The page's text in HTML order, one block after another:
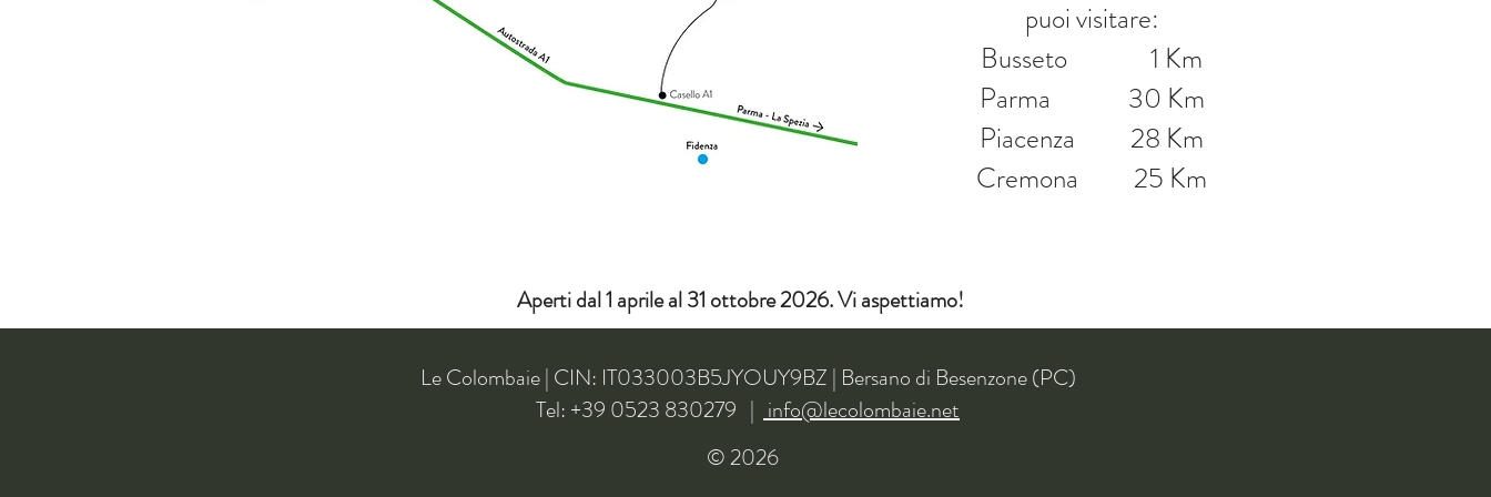
puoi visitare:
Busseto 1 Km
Parma 30 Km
Piacenza 28 Km
Cremona 25 Km
Aperti dal 1 aprile al 31 ottobre 2026. Vi aspettiamo!
Le Colombaie | CIN: IT033003B5JYOUY9BZ | Bersano di Besenzone (PC)
Tel: +39 0523 830279 | info@lecolombaie.net
© 2026